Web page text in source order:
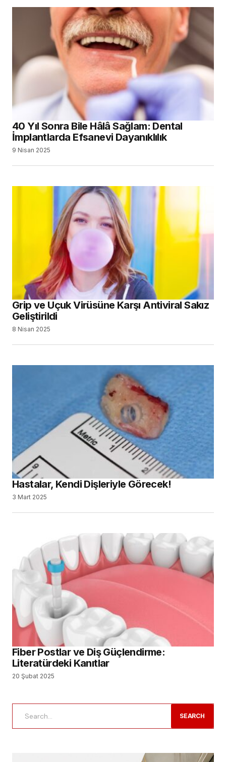
40 Yıl Sonra Bile Hâlâ Sağlam: Dental
İmplantlarda Efsanevi Dayanıklılık
9 Nisan 2025
Grip ve Uçuk Virüsüne Karşı Antiviral Sakız
Geliştirildi
8 Nisan 2025
Hastalar, Kendi Dişleriyle Görecek!
3 Mart 2025
Fiber Postlar ve Diş Güçlendirme:
Literatürdeki Kanıtlar
20 Şubat 2025
SEARCH